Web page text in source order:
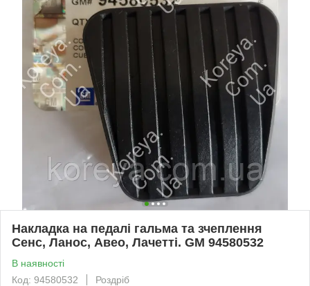
Накладка на педалі гальма та зчеплення
Сенс, Ланос, Авео, Лачетті. GM 94580532
В наявності
Код: 94580532
Роздріб